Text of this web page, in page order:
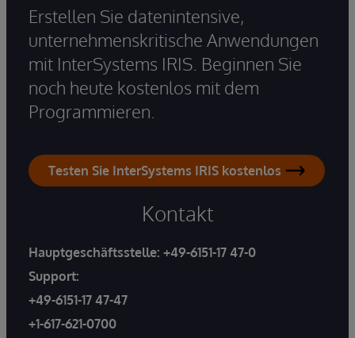
Erstellen Sie datenintensive,
unternehmenskritische Anwendungen
mit InterSystems IRIS. Beginnen Sie
noch heute kostenlos mit dem
Programmieren.
Testen Sie InterSystems IRIS kostenlos
Kontakt
Hauptgeschäftsstelle: +49-6151-17 47-0
Support:
+49-6151-17 47-47
+1-617-621-0700